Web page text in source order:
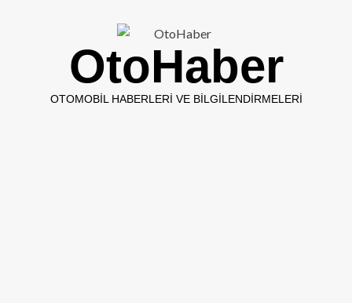
OtoHaber
OTOMOBIL HABERLERI VE BILGILENDIRMELERI